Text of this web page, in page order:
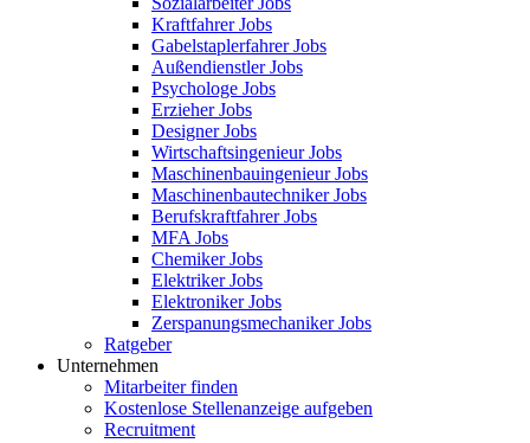
Kraftfahrer Jobs
Gabelstaplerfahrer Jobs
Außendienstler Jobs
Psychologe Jobs
Erzieher Jobs
Designer Jobs
Wirtschaftsingenieur Jobs
Maschinenbauingenieur Jobs
Maschinenbautechniker Jobs
Berufskraftfahrer Jobs
MFA Jobs
Chemiker Jobs
Elektriker Jobs
Elektroniker Jobs
Zerspanungsmechaniker Jobs
Ratgeber
Unternehmen
Mitarbeiter finden
Kostenlose Stellenanzeige aufgeben
Recruitment